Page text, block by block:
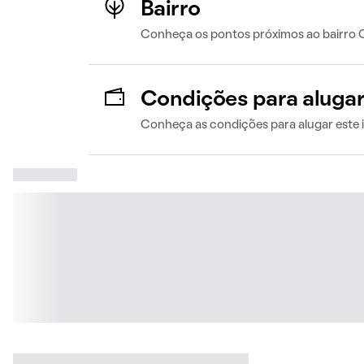
Bairro
Conheça os pontos próximos ao bairro
Condições para alugar
Conheça as condições para alugar este